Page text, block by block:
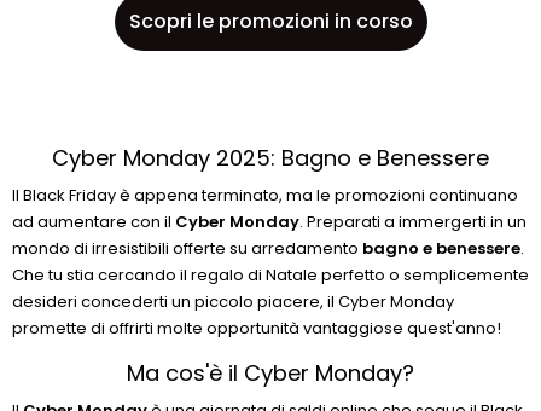
Scopri le promozioni in corso
Cyber Monday 2025: Bagno e Benessere
Il Black Friday è appena terminato, ma le promozioni continuano
ad aumentare con il Cyber Monday. Preparati a immergerti in un
mondo di irresistibili offerte su arredamento bagno e benessere.
Che tu stia cercando il regalo di Natale perfetto o semplicemente
desideri concederti un piccolo piacere, il Cyber Monday
promette di offrirti molte opportunità vantaggiose quest'anno!
Ma cos'è il Cyber Monday?